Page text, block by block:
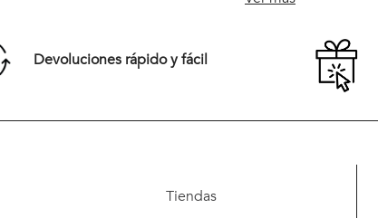
Devoluciones rápido y fácil
Tiendas